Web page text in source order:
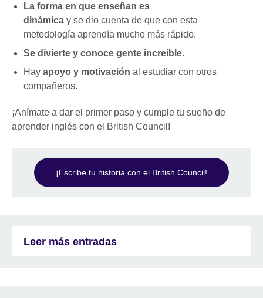
La forma en que enseñan es
dinámica y se dio cuenta de que con esta
metodología aprendía mucho más rápido.
Se divierte y conoce gente increíble.
Hay apoyo y motivación al estudiar con otros
compañeros.
¡Anímate a dar el primer paso y cumple tu sueño de
aprender inglés con el British Council!
¡Escribe tu historia con el British Council!
Leer más entradas